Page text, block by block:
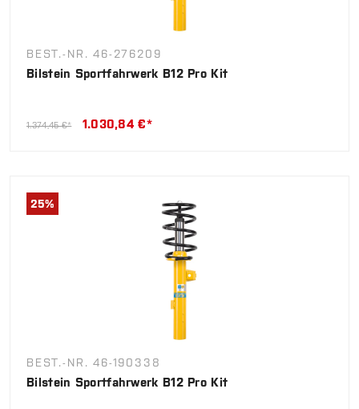
BEST.-NR. 46-276209
Bilstein Sportfahrwerk B12 Pro Kit
1.374,45 €* 1.030,84 €*
25%
BEST.-NR. 46-190338
Bilstein Sportfahrwerk B12 Pro Kit